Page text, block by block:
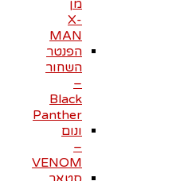
מן
X-
MAN
הפנטר
השחור
–
Black
Panther
ונום
–
VENOM